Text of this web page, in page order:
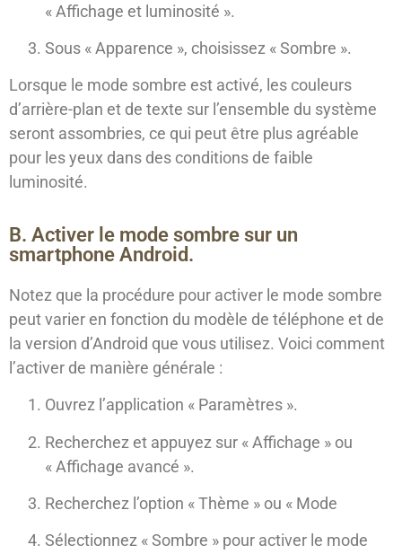
« Affichage et luminosité ».
Sous « Apparence », choisissez « Sombre ».
Lorsque le mode sombre est activé, les couleurs
d’arrière-plan et de texte sur l’ensemble du système
seront assombries, ce qui peut être plus agréable
pour les yeux dans des conditions de faible
luminosité.
B. Activer le mode sombre sur un
smartphone Android.
Notez que la procédure pour activer le mode sombre
peut varier en fonction du modèle de téléphone et de
la version d’Android que vous utilisez. Voici comment
l’activer de manière générale :
Ouvrez l’application « Paramètres ».
Recherchez et appuyez sur « Affichage » ou
« Affichage avancé ».
Recherchez l’option « Thème » ou « Mode
Sélectionnez « Sombre » pour activer le mode